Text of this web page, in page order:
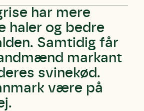
har mere
haler og bedre
Samtidig får
markant
svinekød.
være på